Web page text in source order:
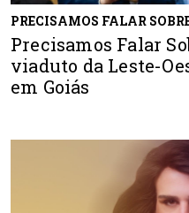
PRECISAMOS FALAR
Precisamos Falar
viaduto da Leste-
em Goiás